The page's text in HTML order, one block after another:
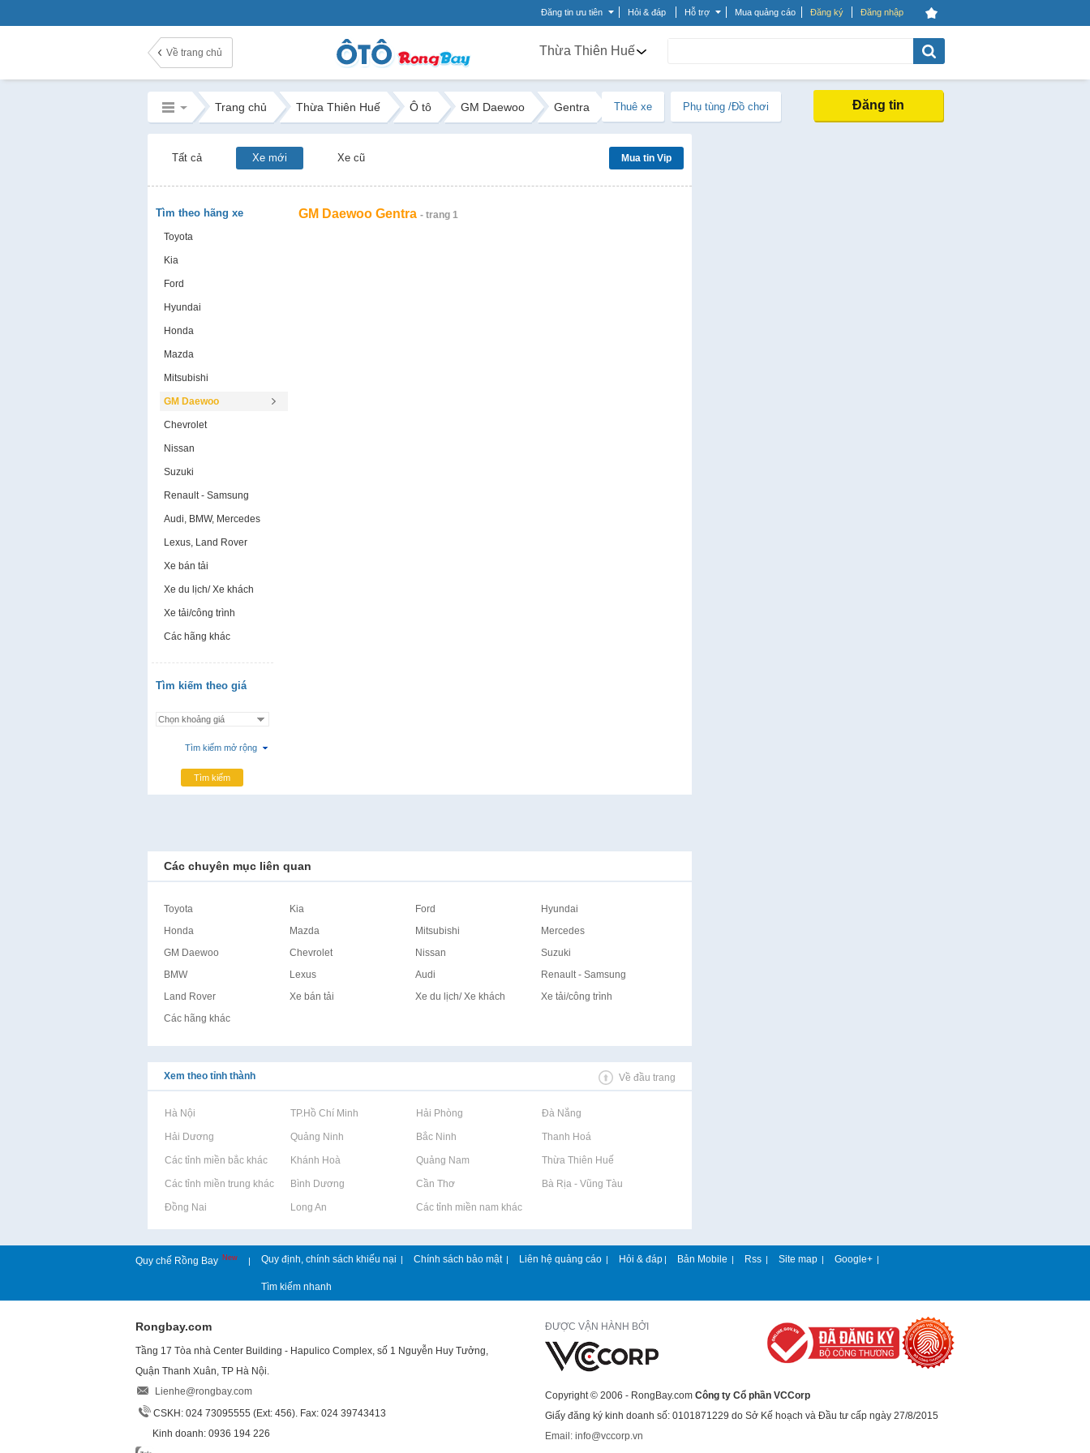
Đăng tin ưu tiên Hỏi & đáp Hỗ trợ Mua quảng cáo Đăng ký Đăng nhập
Về trang chủ Thừa Thiên Huế
Trang chủ Thừa Thiên Huế Ô tô GM Daewoo Gentra Thuê xe Phụ tùng /Đồ chơi Đăng tin
Tất cả Xe mới Xe cũ Mua tin Vip
Tìm theo hãng xe
Toyota
Kia
Ford
Hyundai
Honda
Mazda
Mitsubishi
GM Daewoo
Chevrolet
Nissan
Suzuki
Renault - Samsung
Audi, BMW, Mercedes
Lexus, Land Rover
Xe bán tải
Xe du lịch/ Xe khách
Xe tải/công trình
Các hãng khác
Tìm kiếm theo giá
Tìm kiếm mở rộng
Tìm kiếm
GM Daewoo Gentra - trang 1
Các chuyên mục liên quan
Toyota Kia Ford
Hyundai
Honda
Mazda Mitsubishi
Mercedes
GM Daewoo
Chevrolet Nissan
Suzuki
BMW
Lexus Audi
Renault - Samsung
Land Rover
Xe bán tải Xe du lịch/ Xe khách
Xe tải/công trình
Các hãng khác
Xem theo tỉnh thành Về đầu trang
Rao vặt tại Hà Nội Rao vặt tại TP.Hồ Chí Minh Rao vặt tại Hải Phòng Rao vặt tại Đà Nẵng
Rao vặt tại Hải Dương Rao vặt tại Quảng Ninh Rao vặt tại Bắc Ninh Rao vặt tại Thanh Hoá
Rao vặt tại Các tỉnh miền bắc khácRao vặt tại Khánh Hoà Rao vặt tại Quảng Nam Rao vặt tại Thừa Thiên Huế
Rao vặt tại Các tỉnh miền trung khácRao vặt tại Bình Dương Rao vặt tại Cần Thơ Rao vặt tại Bà Rịa - Vũng Tàu
Rao vặt tại Đồng Nai Rao vặt tại Long An Rao vặt tại Các tỉnh miền nam khác
Quy chế Rồng Bay New | Quy định, chính sách khiếu nại | Chính sách bảo mật | Liên hệ quảng cáo | Hỏi & đáp | Bản Mobile | Rss | Site map | Google+ |
Tìm kiếm nhanh
Rongbay.com
Tầng 17 Tòa nhà Center Building - Hapulico Complex, số 1 Nguyễn Huy Tưởng,
Quận Thanh Xuân, TP Hà Nội.
Lienhe@rongbay.com
CSKH: 024 73095555 (Ext: 456). Fax: 024 39743413
Kinh doanh: 0936 194 226
ĐƯỢC VẬN HÀNH BỞI
Copyright © 2006 - RongBay.com Công ty Cổ phần VCCorp
Giấy đăng ký kinh doanh số: 0101871229 do Sở Kế hoạch và Đầu tư cấp ngày 27/8/2015
Email: info@vccorp.vn